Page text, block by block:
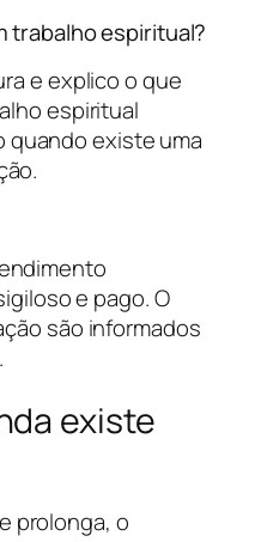
trabalho espiritual?
e explico o que
espiritual
existe uma
e pago. O
são informados
existe
prolonga, o